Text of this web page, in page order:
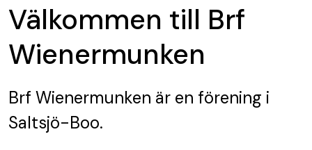
Välkommen till Brf
Wienermunken
Brf Wienermunken är en förening i
Saltsjö-Boo.